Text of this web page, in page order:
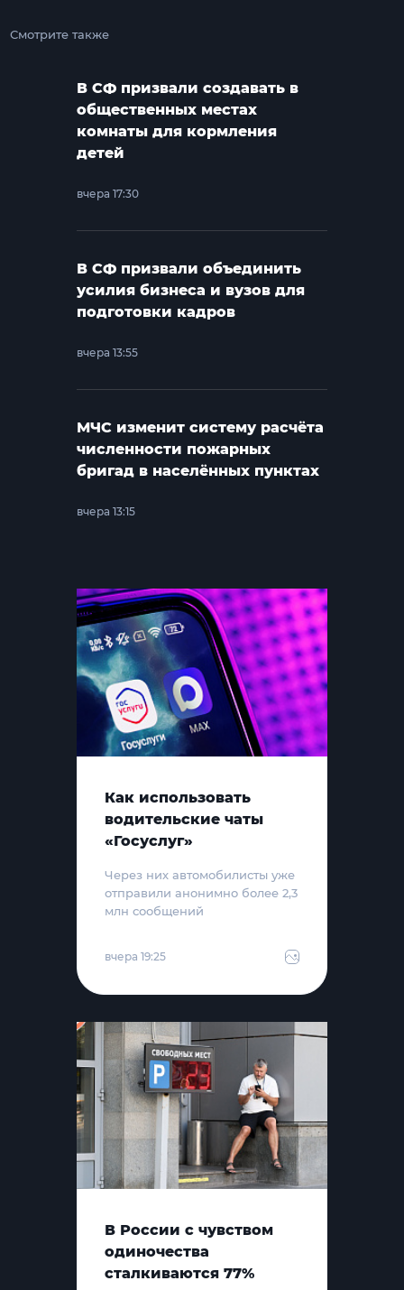
Смотрите также
В СФ призвали создавать в
общественных местах
комнаты для кормления
детей
вчера 17:30
В СФ призвали объединить
усилия бизнеса и вузов для
подготовки кадров
вчера 13:55
МЧС изменит систему расчёта
численности пожарных
бригад в населённых пунктах
вчера 13:15
Как использовать
водительские чаты
«Госуслуг»
Через них автомобилисты уже
отправили анонимно более 2,3
млн сообщений
вчера 19:25
В России с чувством
одиночества
сталкиваются 77%